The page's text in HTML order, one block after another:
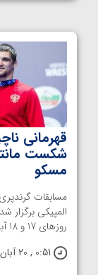
قهرمانی
شکست
مسکو
مسابقات
المپیکی
روزهای 17 و 18 آبان در همین شهر در اوزان المپیکی ...
0:51 , 20 آبان 99